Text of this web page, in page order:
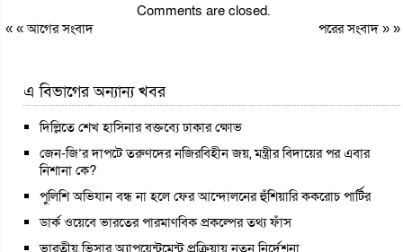
Comments are closed.
« «আগের সংবাদ পরের সংবাদ» »
এ বিভাগের অন্যান্য খবর
দিল্লিতে শেখ হাসিনার বক্তব্যে ঢাকার ক্ষোভ
জেন-জি’র দাপটে তরুণদের নজিরবিহীন জয়, মন্ত্রীর বিদায়ের পর এবার
নিশানা কে?
পুলিশি অভিযান বন্ধ না হলে ফের আন্দোলনের হুঁশিয়ারি ককরোচ পার্টির
ডার্ক ওয়েবে ভারতের পারমাণবিক প্রকল্পের তথ্য ফাঁস
ভারতীয় ভিসার অ্যাপয়েন্টমেন্ট প্রক্রিয়ায় নতুন নির্দেশনা